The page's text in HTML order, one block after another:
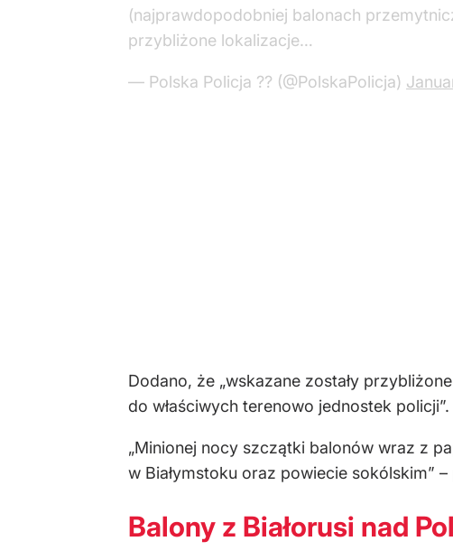
(najprawdopodobniej balonach
przybliżone lokalizacje…
— Polska Policja ?? (@PolskaPolicja)
Dodano, że „wskazane zostały
do właściwych terenowo jednostek policji”.
„Minionej nocy szczątki balonów wraz z
w Białymstoku oraz powiecie sokólskim” –
Balony z Białorusi nad